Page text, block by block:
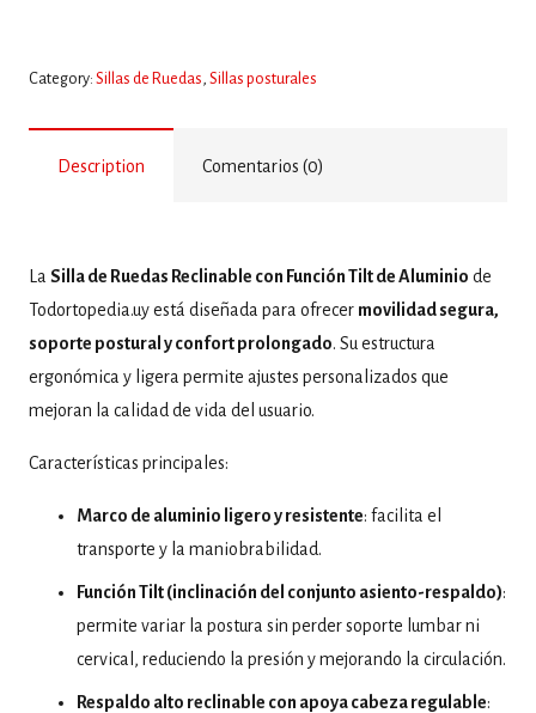
Category: Sillas de Ruedas , Sillas posturales
Description Comentarios (0)
La Silla de Ruedas Reclinable con Función Tilt de Aluminio de
Todortopedia.uy está diseñada para ofrecer movilidad segura,
soporte postural y confort prolongado. Su estructura
ergonómica y ligera permite ajustes personalizados que
mejoran la calidad de vida del usuario.
Características principales:
Marco de aluminio ligero y resistente: facilita el
transporte y la maniobrabilidad.
Función Tilt (inclinación del conjunto asiento-respaldo):
permite variar la postura sin perder soporte lumbar ni
cervical, reduciendo la presión y mejorando la circulación.
Respaldo alto reclinable con apoya cabeza regulable: